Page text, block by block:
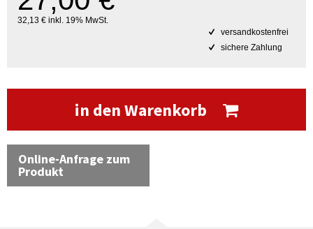
32,13 € inkl. 19% MwSt.
versandkostenfrei
sichere Zahlung
in den Warenkorb
Online-Anfrage zum
Produkt